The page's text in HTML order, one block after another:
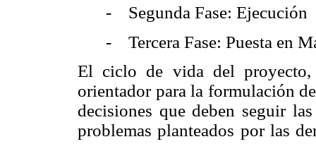
- Segunda Fase: Ejecución
- Tercera Fase: Puesta en
El ciclo de vida del proyecto,
orientador para la formulación
decisiones que deben seguir
problemas planteados por las